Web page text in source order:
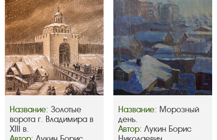
Название: Золотые
ворота г. Владимира в
XIII в.
Название: Морозный
день.
Автор: Лукин Борис